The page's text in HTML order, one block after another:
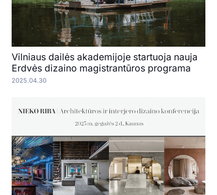
Vilniaus dailės akademijoje startuoja nauja
Erdvės dizaino magistrantūros programa
2025.04.30